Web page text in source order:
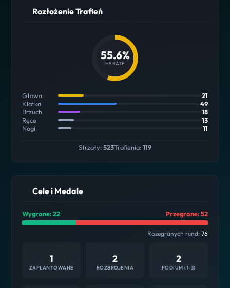
Rozłożenie Trafień
55.6%
HS RATE
Głowa
21
Klatka
49
Brzuch
18
Ręce
13
Nogi
11
Strzały:523Trafienia:119
Cele i Medale
Wygrane: 22 Przegrane: 52
Rozegranych rund: 76
1
ZAPLANTOWANE
2
ROZBROJENIA
2
PODIUM (1-3)